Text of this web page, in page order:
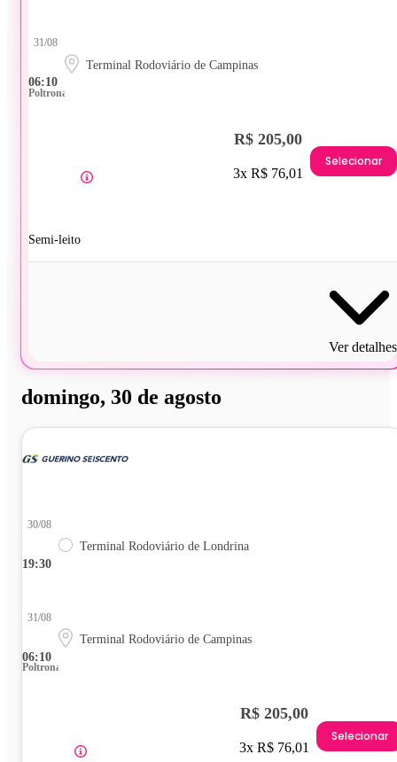
06:10
31/08
Terminal Rodoviário de Campinas
Poltrona
Semi-leito
R$ 205,00
3x R$ 76,01
Selecionar
Ver detalhes
domingo, 30 de agosto
19:30
30/08
Terminal Rodoviário de Londrina
06:10
31/08
Terminal Rodoviário de Campinas
Poltrona
R$ 205,00
3x R$ 76,01
Selecionar